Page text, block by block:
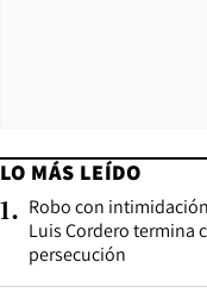
LO MÁS LEÍDO
1. Robo con
Luis Cordero termina
persecución